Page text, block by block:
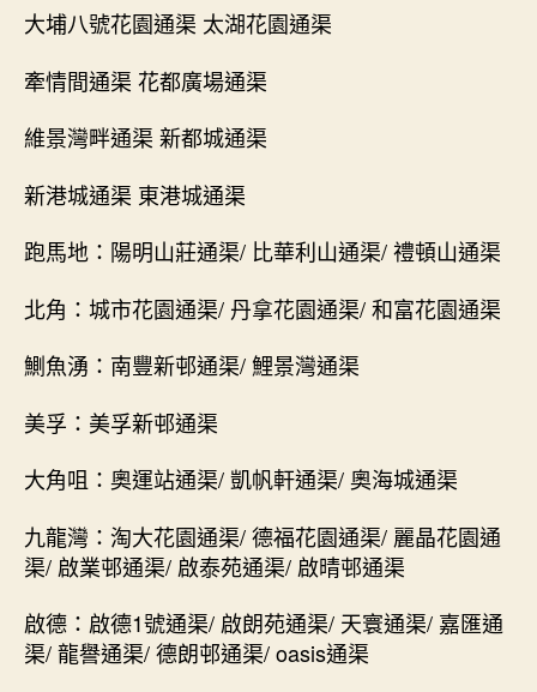
大埔八號花園通渠 太湖花園通渠
牽情間通渠 花都廣場通渠
維景灣畔通渠 新都城通渠
新港城通渠 東港城通渠
跑馬地：陽明山莊通渠/ 比華利山通渠/ 禮頓山通渠
北角：城市花園通渠/ 丹拿花園通渠/ 和富花園通渠
鰂魚湧：南豐新邨通渠/ 鯉景灣通渠
美孚：美孚新邨通渠
大角咀：奧運站通渠/ 凱帆軒通渠/ 奧海城通渠
九龍灣：淘大花園通渠/ 德福花園通渠/ 麗晶花園通
渠/ 啟業邨通渠/ 啟泰苑通渠/ 啟晴邨通渠
啟德：啟德1號通渠/ 啟朗苑通渠/ 天寰通渠/ 嘉匯通
渠/ 龍譽通渠/ 德朗邨通渠/ oasis通渠